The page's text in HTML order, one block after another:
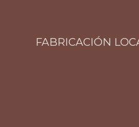
FABRICACIÓN LOCAL